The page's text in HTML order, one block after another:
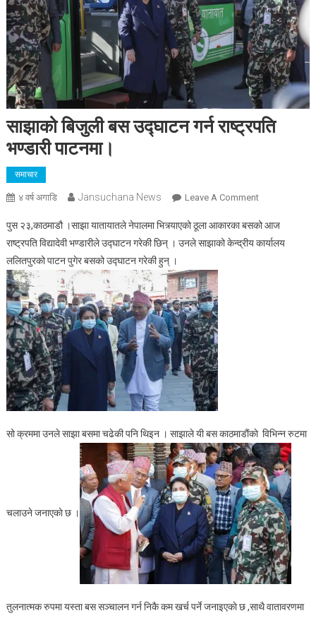
साझाको बिजुली बस उद्घाटन गर्न राष्ट्रपति
भण्डारी पाटनमा।
समाचार
४ वर्ष अगाडि Jansuchana News Leave A CommentOn
बिजुली
बस
पुस २३,काठमाडौ ।साझा यातायातले नेपालमा भित्र्याएको ठूला आकारका बसको आज
राष्ट्रपति विद्यादेवी भण्डारीले उद्घाटन गरेकी छिन् । उनले साझाको केन्द्रीय कार्यालय
ललितपुरको पाटन पुगेर बसको उद्घाटन गरेकी हुन् ।
सो क्रममा उनले साझा बसमा चढेकी पनि थिइन । साझाले यी बस काठमाडाैंकाे विभिन्न रुटमा
चलाउने जनाएकाे छ ।
तुलनात्मक रुपमा यस्ता बस सञ्चालन गर्न निकै कम खर्च पर्ने जनाइएकाे छ ,साथै वातावरणमा